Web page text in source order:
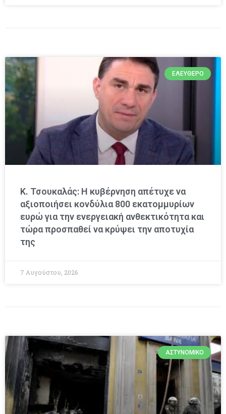
ΕΛΕΎΘΕΡΟ
Κ. Τσουκαλάς: Η κυβέρνηση απέτυχε να
αξιοποιήσει κονδύλια 800 εκατομμυρίων
ευρώ για την ενεργειακή ανθεκτικότητα και
τώρα προσπαθεί να κρύψει την αποτυχία
της
7 Αυγούστου, 2026
ΑΣΤΥΝΟΜΙΚΌ